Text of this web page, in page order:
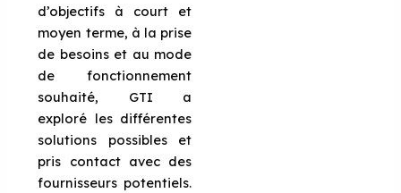
d’objectifs à court et
moyen terme, à la prise
de besoins et au mode
de fonctionnement
souhaité, GTI a
exploré les différentes
solutions possibles et
pris contact avec des
fournisseurs potentiels.